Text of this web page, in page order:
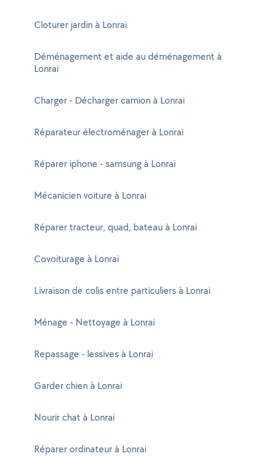
Cloturer jardin à Lonrai
Déménagement et aide au déménagement à
Lonrai
Charger - Décharger camion à Lonrai
Réparateur électroménager à Lonrai
Réparer iphone - samsung à Lonrai
Mécanicien voiture à Lonrai
Réparer tracteur, quad, bateau à Lonrai
Covoiturage à Lonrai
Livraison de colis entre particuliers à Lonrai
Ménage - Nettoyage à Lonrai
Repassage - lessives à Lonrai
Garder chien à Lonrai
Nourir chat à Lonrai
Réparer ordinateur à Lonrai